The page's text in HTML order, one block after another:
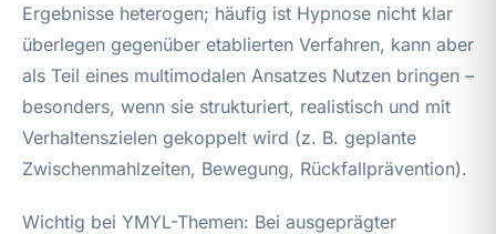
Ergebnisse heterogen; häufig ist Hypnose nicht klar
überlegen gegenüber etablierten Verfahren, kann aber
als Teil eines multimodalen Ansatzes Nutzen bringen –
besonders, wenn sie strukturiert, realistisch und mit
Verhaltenszielen gekoppelt wird (z. B. geplante
Zwischenmahlzeiten, Bewegung, Rückfallprävention).
Wichtig bei YMYL-Themen: Bei ausgeprägter